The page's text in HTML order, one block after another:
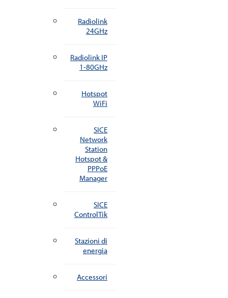
Radiolink
24GHz
Radiolink IP
1-80GHz
Hotspot
WiFi
SICE
Network
Station
Hotspot &
PPPoE
Manager
SICE
ControlTik
Stazioni di
energia
Accessori